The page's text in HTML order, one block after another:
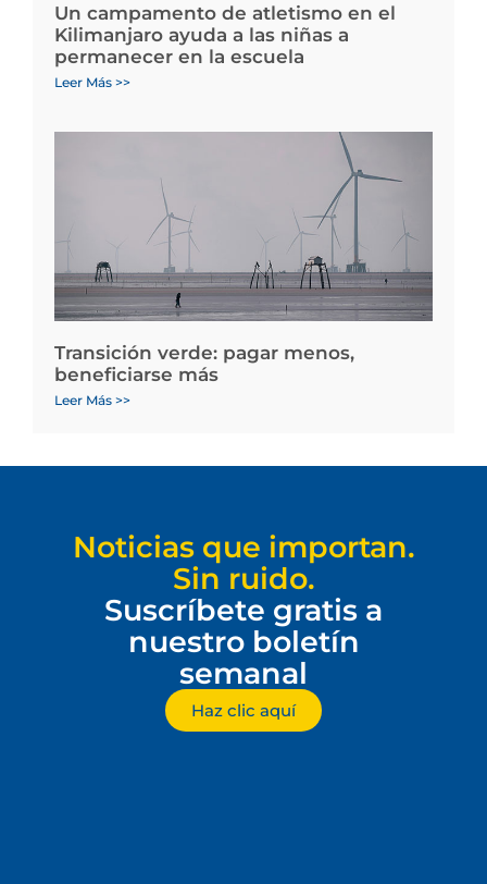
Un campamento de atletismo en el
Kilimanjaro ayuda a las niñas a
permanecer en la escuela
Leer Más >>
Transición verde: pagar menos,
beneficiarse más
Leer Más >>
Noticias que importan.
Sin ruido.
Suscríbete gratis a
nuestro boletín
semanal
Haz clic aquí